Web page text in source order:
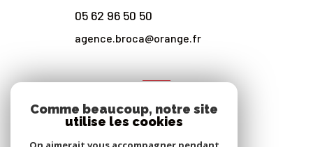
05 62 96 50 50
agence.broca@orange.fr
Nous suivre
Comme beaucoup, notre site
utilise les cookies